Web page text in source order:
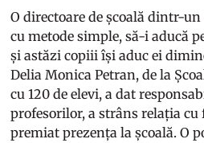
O directoare de școală dintr-
cu metode simple, să-i aducă
și astăzi copiii își aduc ei
Delia Monica Petran, de la
cu 120 de elevi, a dat
profesorilor, a strâns relația
premiat prezența la școală. O